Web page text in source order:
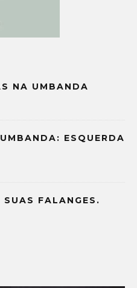
NA UMBANDA
ESQUERDA
FALANGES.